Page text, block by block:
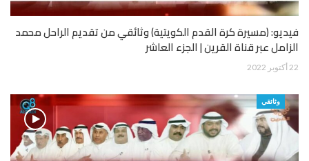
فيديو: (مسيرة كرة القدم الكويتية) وثائقي من تقديم الراحل محمد
الزامل عبر قناة القرين | الجزء العاشر
22 أكتوبر 2022
وثائقي